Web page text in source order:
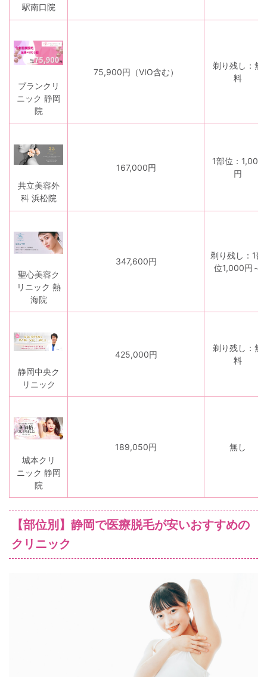
駅南口院
ブランクリ
ニック 静岡
院
75,900円（VIO含む）
剃り残し：無
料
共立美容外
科 浜松院
167,000円
1部位：1,000
円
聖心美容ク
リニック 熱
海院
347,600円
剃り残し：1部
位1,000円～
静岡中央ク
リニック
425,000円
剃り残し：無
料
城本クリ
ニック 静岡
院
189,050円 無し
【部位別】静岡で医療脱毛が安いおすすめの
クリニック